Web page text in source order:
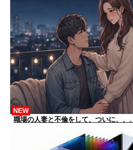
職場の人妻と不倫をして、ついに、、、
NEW